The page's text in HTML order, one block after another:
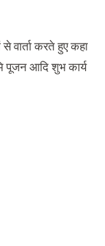
वार्ता करते हुए कहा
पूजन आदि शुभ कार्य